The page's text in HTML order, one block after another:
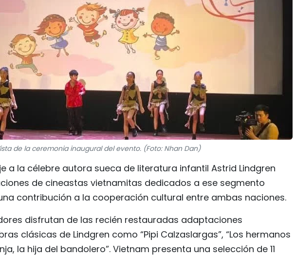
de la ceremonia inaugural del evento. (Foto: Nhan Dan)
a la célebre autora sueca de literatura infantil Astrid Lindgren
de cineastas vietnamitas dedicados a ese segmento
contribución a la cooperación cultural entre ambas naciones.
disfrutan de las recién restauradas adaptaciones
clásicas de Lindgren como “Pipi Calzaslargas”, “Los hermanos
la hija del bandolero”. Vietnam presenta una selección de 11